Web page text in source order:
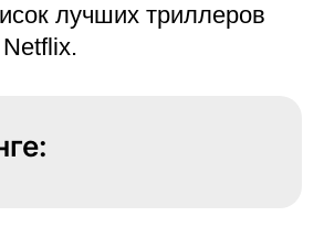
лучших триллеров
Netflix.